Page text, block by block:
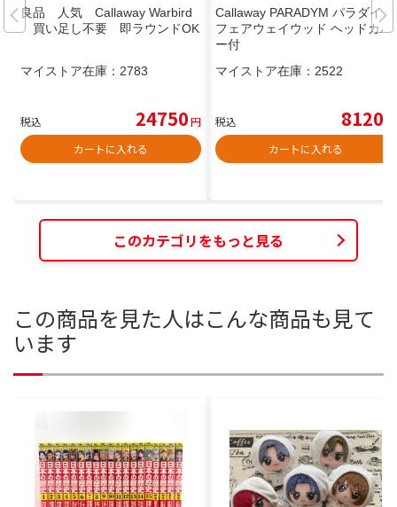
良品 人気 Callaway Warbird
買い足し不要 即ラウンドOK
マイストア在庫： 2783
税込 24750円
カートに入れる
Callaway PARADYM パラダイム
フェアウェイウッド ヘッドカバ
ー付
マイストア在庫： 2522
税込 8120
カートに入れる
このカテゴリをもっと見る
この商品を見た人はこんな商品も見て
います